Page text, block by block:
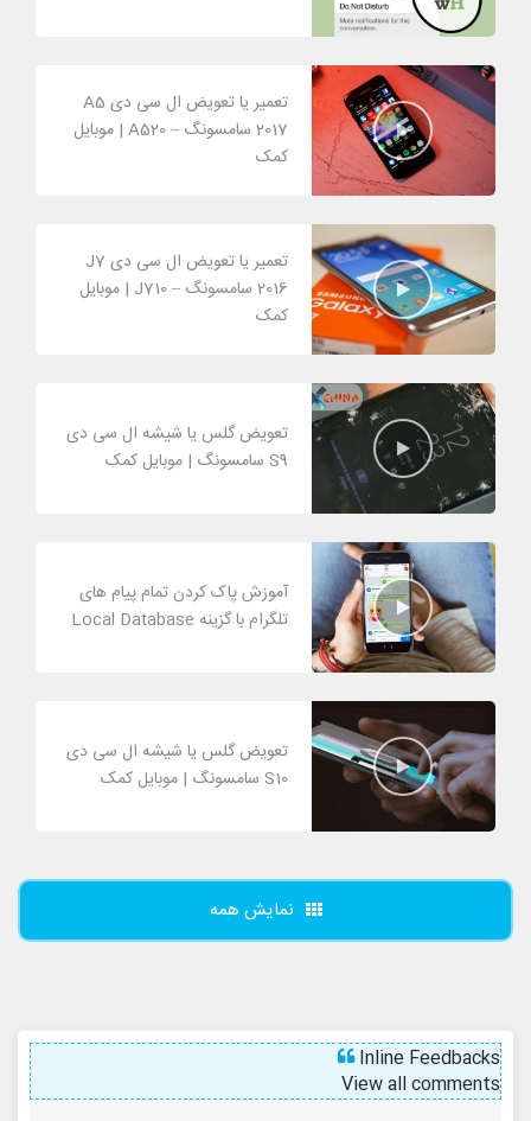
تعمیر یا تعویض ال سی دی A5
2017 سامسونگ – A520 | موبایل
کمک
تعمیر یا تعویض ال سی دی J7
2016 سامسونگ – J710 | موبایل
کمک
تعویض گلس یا شیشه ال سی دی
S9 سامسونگ | موبایل کمک
آموزش پاک کردن تمام پیام های
تلگرام با گزینه Local Database
تعویض گلس یا شیشه ال سی دی
S10 سامسونگ | موبایل کمک
نمایش همه
Inline Feedbacks
View all comments